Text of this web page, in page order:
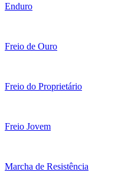
Enduro
Freio de Ouro
Freio do Proprietário
Freio Jovem
Marcha de Resistência